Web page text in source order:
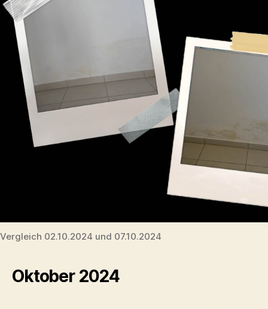
Vergleich 02.10.2024 und 07.10.2024
Oktober 2024